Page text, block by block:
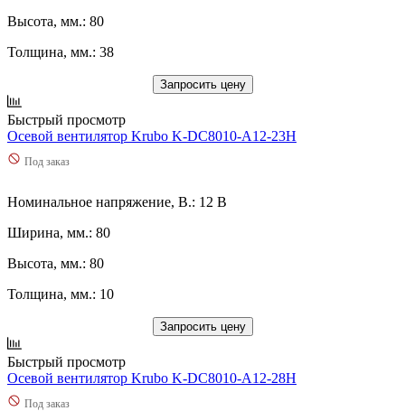
Высота, мм.: 80
Толщина, мм.: 38
Запросить цену
Быстрый просмотр
Осевой вентилятор Krubo K-DC8010-A12-23H
Под заказ
Номинальное напряжение, В.: 12 В
Ширина, мм.: 80
Высота, мм.: 80
Толщина, мм.: 10
Запросить цену
Быстрый просмотр
Осевой вентилятор Krubo K-DC8010-A12-28H
Под заказ